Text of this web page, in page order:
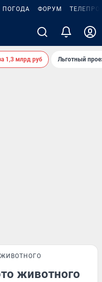
ПОГОДА ФОРУМ
1,3 млрд руб Льготный
животного